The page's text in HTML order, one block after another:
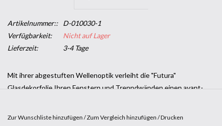
Artikelnummer::
D-010030-1
Verfügbarkeit:
Nicht auf Lager
Lieferzeit:
3-4 Tage
Mit ihrer abgestuften Wellenoptik verleiht die "Futura"
Glasdekorfolie Ihren Fenstern und Trenndwänden einen avant-
SOLAR SCREEN® selbstklebende Designfolien bringen Ihnen eine
Zur Wunschliste hinzufügen /Zum Vergleich hinzufügen /Drucken